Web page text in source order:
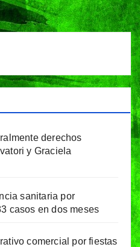
derechos
y Graciela
sanitaria por
casos en dos meses
comercial por fiestas